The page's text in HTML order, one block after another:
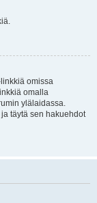
omissa
omalla
ylälaidassa.
täytä sen hakuehdot